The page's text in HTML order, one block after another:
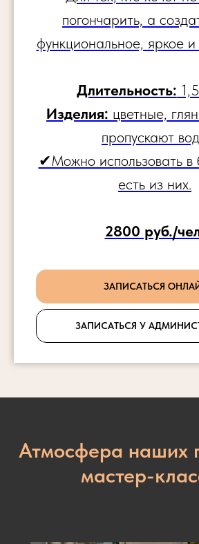
погончарить, а
функциональное, яркое и
Длительность:
Изделия: цветные,
пропускают
✔Можно использовать в
есть из них.
2800 руб./
ЗАПИСАТЬСЯ
ЗАПИСАТЬСЯ У
Атмосфера наших
мастер-